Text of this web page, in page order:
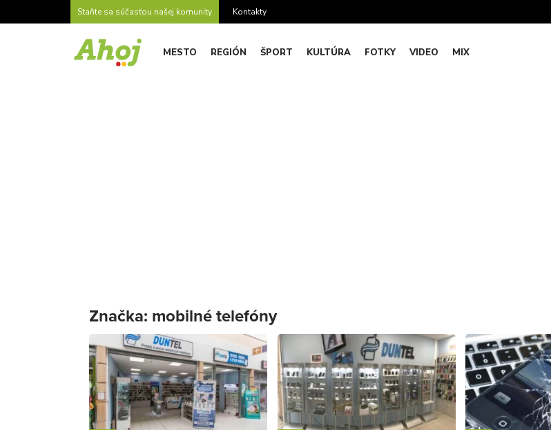
Staňte sa súčasťou našej komunity Kontakty
MESTO REGIÓN ŠPORT KULTÚRA FOTKY VIDEO MIX
Značka: mobilné telefóny